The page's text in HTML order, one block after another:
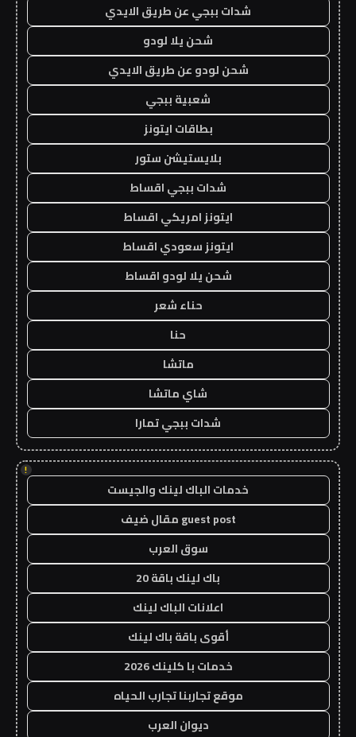
شدات ببجي عن طريق الايدي
شحن يلا لودو
شحن لودو عن طريق الايدي
شعبية ببجي
بطاقات ايتونز
بلايستيشن ستور
شدات ببجي اقساط
ايتونز امريكي اقساط
ايتونز سعودي اقساط
شحن يلا لودو اقساط
حناء شعر
حنا
ماتشا
شاي ماتشا
شدات ببجي تمارا
!
خدمات الباك لينك والجيست
guest post مقال ضيف
سوق العرب
باك لينك باقة 20
اعلانات الباك لينك
أقوى باقة باك لينك
خدمات با كلينك 2026
موقع تجاربنا تجارب الحياه
ديوان العرب